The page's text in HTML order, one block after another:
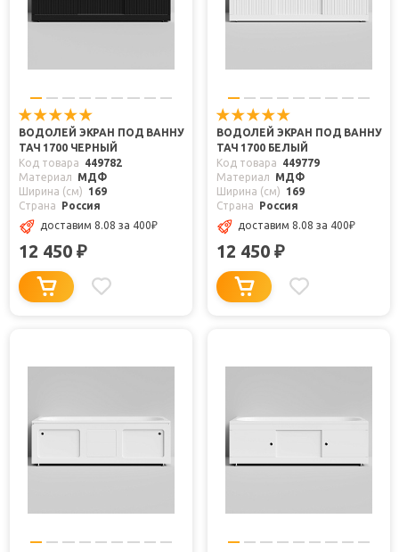
ВОДОЛЕЙ ЭКРАН ПОД ВАННУ
ТАЧ 1700 ЧЕРНЫЙ
Код товара
449782
Материал
МДФ
Ширина (см)
169
Страна
Россия
доставим 8.08 за 400₽
12 450 ₽
ВОДОЛЕЙ ЭКРАН ПОД ВАННУ
ТАЧ 1700 БЕЛЫЙ
Код товара
449779
Материал
МДФ
Ширина (см)
169
Страна
Россия
доставим 8.08 за 400₽
12 450 ₽